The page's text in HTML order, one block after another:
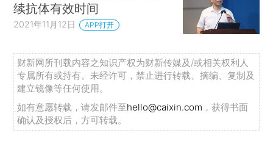
续抗体有效时间
2021年11月12日 APP打开
财新网所刊载内容之知识产权为财新传媒及/或相关权利人
专属所有或持有。未经许可，禁止进行转载、摘编、复制及
建立镜像等任何使用。
如有意愿转载，请发邮件至hello@caixin.com ，获得书面
确认及授权后，方可转载。